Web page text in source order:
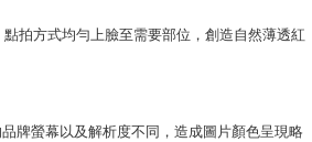
拍方式均勻上臉至需要部位，創造自然薄透紅
牌螢幕以及解析度不同，造成圖片顏色呈現略